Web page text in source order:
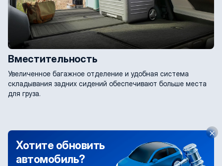
Вместительность
Увеличенное багажное отделение и удобная система
складывания задних сидений обеспечивают больше места
для груза.
Хотите обновить
автомобиль?